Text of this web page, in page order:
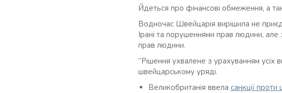
Йдеться про фінансові обмеження, а
Водночас Швейцарія вирішила не
Ірані та порушеннями прав людини, але
прав людини.
“Рішення ухвалене з урахуванням усіх
швейцарському уряді.
Великобританія ввела санкції проти